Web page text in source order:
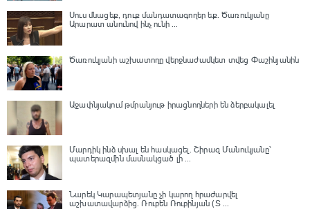
Սուս մնացեք, դուք մանդատագողեր եք․ Ծառուկյանը
Արարատ անունով ինչ ունի ...
Ծառուկյանի աշխատողը վերջնաժամկետ տվեց Փաշինյանին
Աջափնյակում թմրանյութ իրացնողների են ձերբակալել
Մարդիկ ինձ սխալ են հասկացել. Շիրազ Մանուկյանը՝
պատերազմին մասնակցած լի ...
Նարեկ Կարապետյանը չի կարող հրաժարվել
աշխատավարձից. Ռուբեն Ռուբինյան (Տ ...